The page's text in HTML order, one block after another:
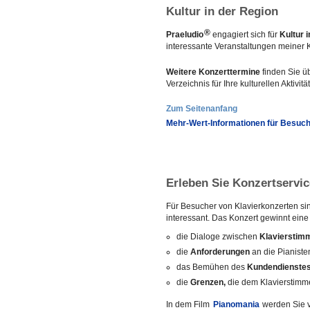
Kultur in der Region
Praeludio® engagiert sich für Kultur
interessante Veranstaltungen meiner
Weitere Konzerttermine finden Sie
Verzeichnis für Ihre kulturellen
Zum Seitenanfang
Mehr-Wert-Informationen für
Erleben Sie
Für Besucher von Klavierkonzerten
interessant. Das Konzert gewinnt
die Dialoge zwischen
dieAnforderungen an die
das Bemühen des
dieGrenzen, die dem
In dem Film Pianomania werden Sie